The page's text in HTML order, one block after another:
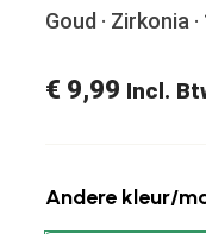
Goud · Zirkonia
€ 9,99 Incl.
Andere kleur/